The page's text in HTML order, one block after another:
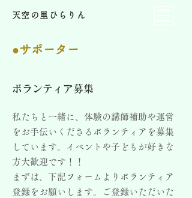
天空の里ひらりん
●サポーター
ボランティア募集
私たちと一緒に、体験の講師補助や運営
をお手伝いくださるボランティアを募集
しています。イベントや子どもが好きな
方大歓迎です！！
まずは、下記フォームよりボランティア
登録をお願いします。ご登録いただいた